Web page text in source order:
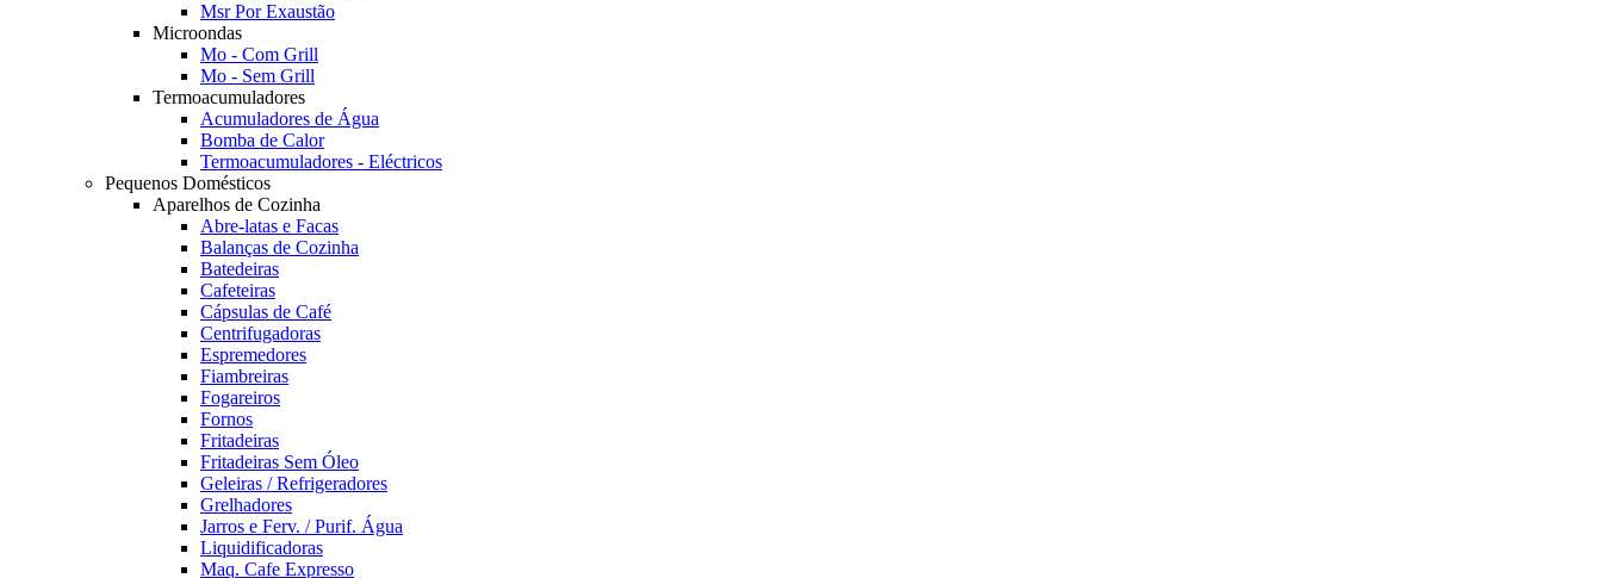
Msr Por Exaustão
Microondas
Mo - Com Grill
Mo - Sem Grill
Termoacumuladores
Acumuladores de Água
Bomba de Calor
Termoacumuladores - Eléctricos
Pequenos Domésticos
Aparelhos de Cozinha
Abre-latas e Facas
Balanças de Cozinha
Batedeiras
Cafeteiras
Cápsulas de Café
Centrifugadoras
Espremedores
Fiambreiras
Fogareiros
Fornos
Fritadeiras
Fritadeiras Sem Óleo
Geleiras / Refrigeradores
Grelhadores
Jarros e Ferv. / Purif. Água
Liquidificadoras
Maq. Cafe Expresso